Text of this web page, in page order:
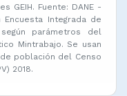
GEIH. Fuente: DANE -
Encuesta Integrada de
parámetros del
Mintrabajo. Se usan
población del Censo
2018.